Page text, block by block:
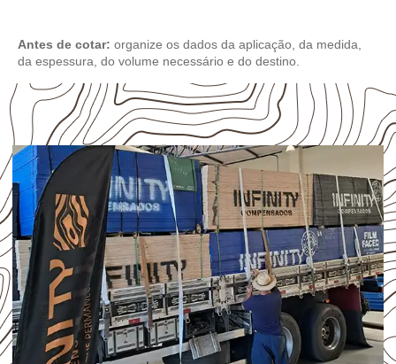
Antes de cotar: organize os dados da aplicação, da medida,
da espessura, do volume necessário e do destino.